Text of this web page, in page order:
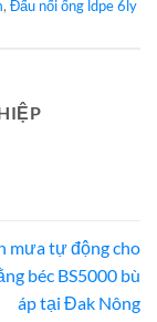
, Đấu nối ống ldpe 6ly
mưa tự động cho
béc BS5000 bù
áp tại Đak Nông